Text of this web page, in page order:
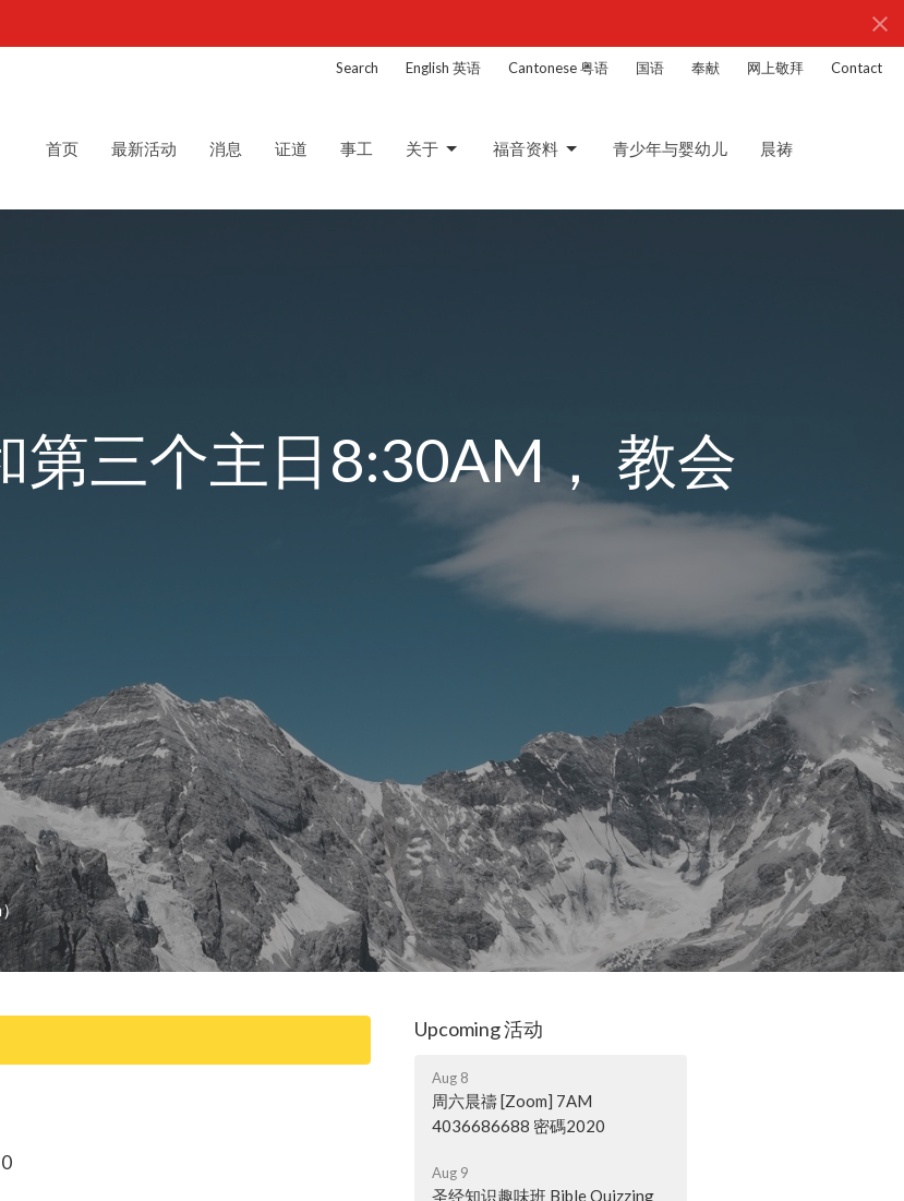
Search English 英语 Cantonese 粤语 国语 奉献 网上敬拜 Contact
首页 最新活动 消息 证道 事工 关于 福音资料 青少年与婴幼儿 晨祷
第三个主日8:30AM， 教会
Upcoming 活动
Aug 8
周六晨禱 [Zoom] 7AM
4036686688 密碼2020
Aug 9
圣经知识趣味班 Bible Quizzing